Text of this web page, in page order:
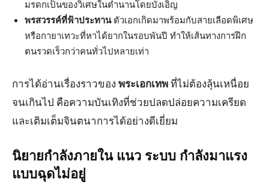
มรดกเป็นของวิเศษในตำนานโดยบังเอิญ
พรสวรรค์ที่ฟ้าประทานตัวเอกเกิดมาพร้อมกับสายเลือดพิเศษ
หรือกายาเทวะที่หาได้ยากในรอบพันปี ทำให้เส้นทางการฝึก
ตนรวดเร็วกว่าคนทั่วไปหลายเท่า
การได้อ่านเรื่องราวของ พระเอกเทพที่ไม่ต้องลุ้นเหนื่อย
จนเกินไป คือความบันเทิงที่ช่วยปลดปล่อยความเครียด
และเติมเต็มจินตนาการได้อย่างดีเยี่ยม
นิยายกำลังภายใน แนว ระบบ กำลังมาแรง
แบบฉุดไม่อยู่